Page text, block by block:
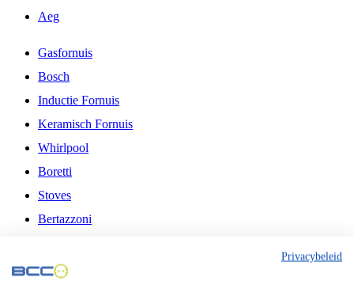
Aeg
Gasfornuis
Bosch
Inductie Fornuis
Keramisch Fornuis
Whirlpool
Boretti
Stoves
Bertazzoni
Fitelli
Privacybeleid